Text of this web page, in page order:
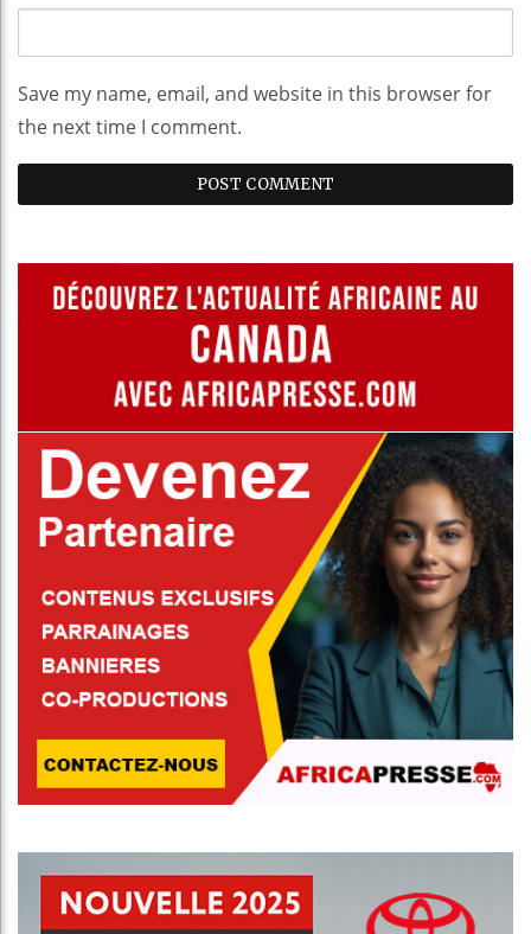
Save my name, email, and website in this browser for
the next time I comment.